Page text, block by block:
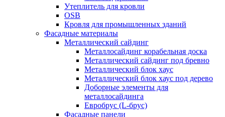
Утеплитель для кровли
OSB
Кровля для промышленных зданий
Фасадные материалы
Металлический сайдинг
Металлосайдинг корабельная доска
Металлический сайдинг под бревно
Металлический блок хаус
Металлический блок хаус под дерево
Доборные элементы для
металлосайдинга
Евробрус (L-брус)
Фасадные панели